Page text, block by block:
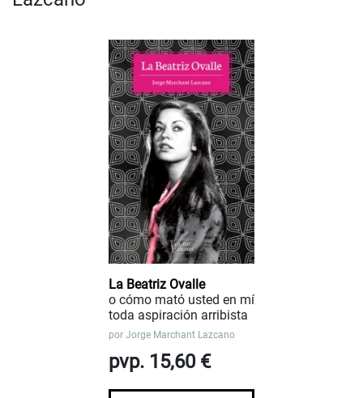
La Beatriz Ovalle
o cómo mató usted en mí
toda aspiración arribista
por Jorge Marchant Lazcano
pvp. 15,60 €